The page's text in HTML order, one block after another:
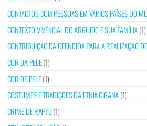
CONTACTOS COM PESSOAS EM VÁRIOS PAÍSES DO
CONTEXTO VIVENCIAL DO ARGUIDO E SUA FAMÍLIA(1)
CONTRIBUIÇÃO DA OFENDIDA PARA A REALIZAÇÃO
COR DA PELE(1)
COR DE PELE(1)
COSTUMES E TRADIÇÕES DA ETNIA CIGANA(1)
CRIME DE RAPTO (1)